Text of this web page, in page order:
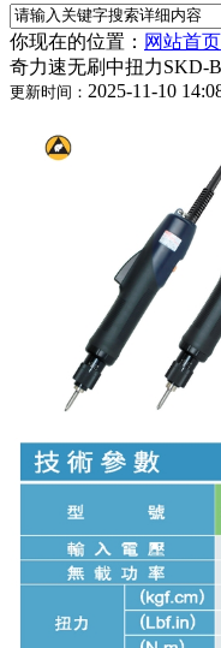
你现在的位置： 网站首页
奇力速无刷中扭力SKD-
更新时间： 2025-11-10